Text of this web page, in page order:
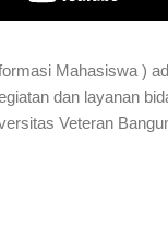
Mahasiswa )
dan layanan
Veteran